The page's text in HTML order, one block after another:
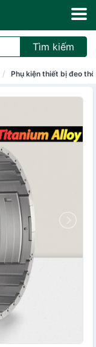
Tìm kiếm
Phụ kiện thiết bị đeo